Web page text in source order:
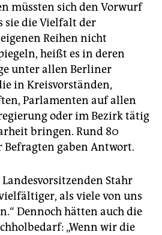
müssten sich den Vorwurf
sie die Vielfalt der
Reihen nicht
heißt es in deren
unter allen Berliner
in Kreisvorständen,
Parlamenten auf allen
oder im Bezirk tätig
bringen. Rund 80
Befragten gaben Antwort.
Stahr
als viele von uns
Dennoch hätten auch die
„Wenn wir die